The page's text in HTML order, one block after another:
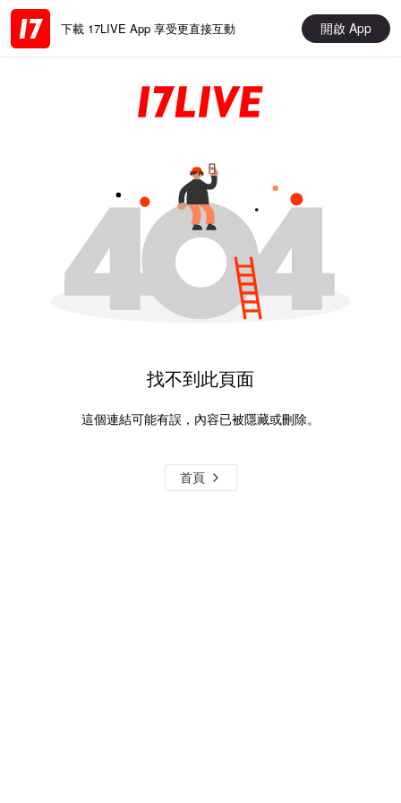
下載 17LIVE App 享受更直接互動 開啟 App
找不到此頁面
這個連結可能有誤，內容已被隱藏或刪除。
首頁